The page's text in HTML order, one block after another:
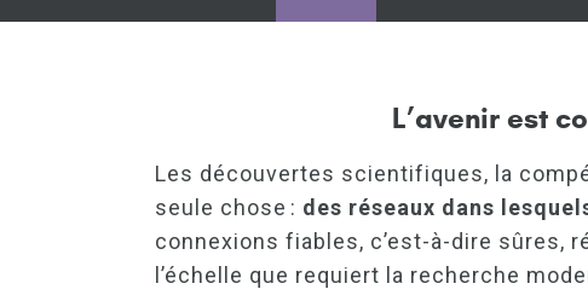
L’avenir est
Les découvertes scientifiques, la
seule chose : des réseaux dans
connexions fiables, c’est-à-dire sûres,
l’échelle que requiert la recherche